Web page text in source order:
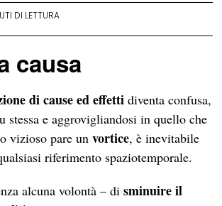
DI LETTURA
causa
di cause ed effetti diventa confusa,
stessa e aggrovigliandosi in quello che
vizioso pare unvortice, è inevitabile
riferimento spaziotemporale.
alcuna volontà – disminuire il